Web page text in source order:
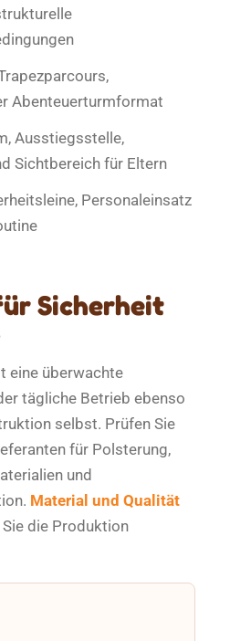
Abenteuerturmformat
Ausstiegsstelle,
Sichtbereich für Eltern
Personaleinsatz
Sicherheit
eine überwachte
tägliche Betrieb ebenso
selbst. Prüfen Sie
für Polsterung,
und
Material und Qualität
die Produktion